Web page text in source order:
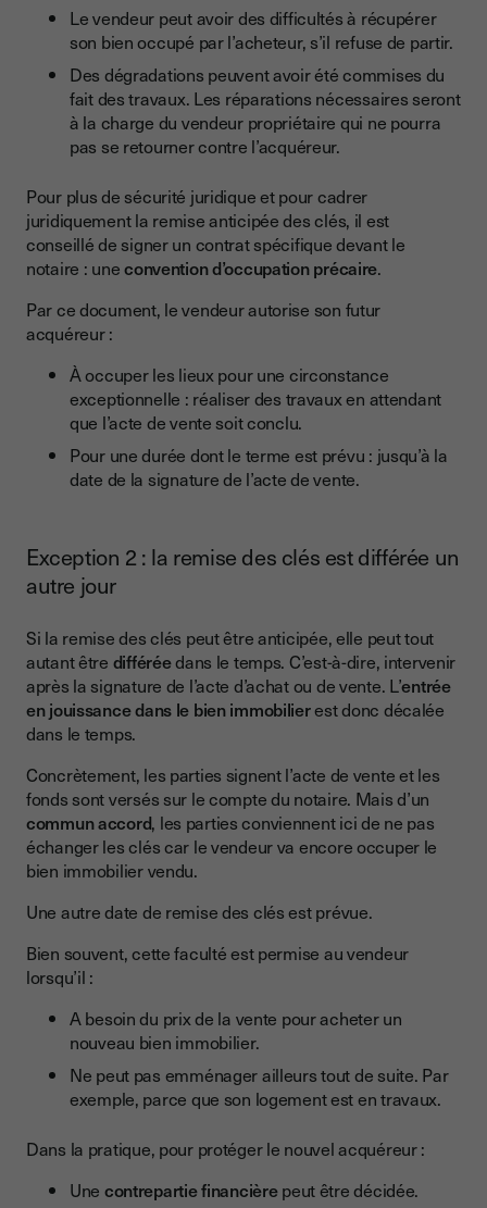
Le vendeur peut avoir des difficultés à récupérer
son bien occupé par l’acheteur, s’il refuse de partir.
Des dégradations peuvent avoir été commises du
fait des travaux. Les réparations nécessaires seront
à la charge du vendeur propriétaire qui ne pourra
pas se retourner contre l’acquéreur.
Pour plus de sécurité juridique et pour cadrer
juridiquement la remise anticipée des clés, il est
conseillé de signer un contrat spécifique devant le
notaire : uneconvention d’occupation précaire.
Par ce document, le vendeur autorise son futur
acquéreur :
À occuper les lieux pour une circonstance
exceptionnelle : réaliser des travaux en attendant
que l’acte de vente soit conclu.
Pour une durée dont le terme est prévu : jusqu’à la
date de la signature de l’acte de vente.
Exception 2 : la remise des clés est différée un
autre jour
Si la remise des clés peut être anticipée, elle peut tout
autant être différéedans le temps. C’est-à-dire, intervenir
après la signature de l’acte d’achat ou de vente. L’entrée
en jouissance dans le bien immobilierest donc décalée
dans le temps.
Concrètement, les parties signent l’acte de vente et les
fonds sont versés sur le compte du notaire. Mais d’un
commun accord, les parties conviennent ici de ne pas
échanger les clés car le vendeur va encore occuper le
bien immobilier vendu.
Une autre date de remise des clés est prévue.
Bien souvent, cette faculté est permise au vendeur
lorsqu’il :
A besoin du prix de la vente pour acheter un
nouveau bien immobilier.
Ne peut pas emménager ailleurs tout de suite. Par
exemple, parce que son logement est en travaux.
Dans la pratique, pour protéger le nouvel acquéreur :
Une contrepartie financièrepeut être décidée.